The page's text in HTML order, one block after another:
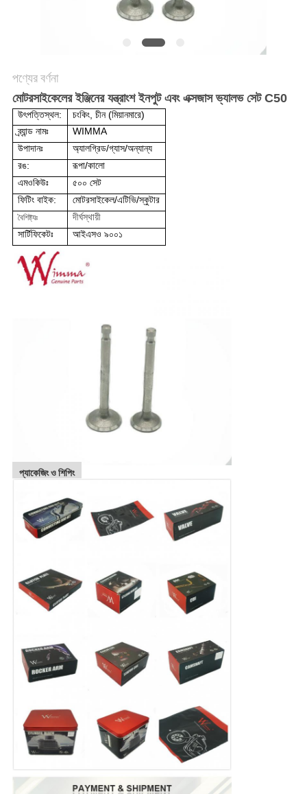
পণ্যের বর্ণনা
মোটরসাইকেলের ইঞ্জিনের যন্ত্রাংশ ইনপুট এবং এক্সজাস ভ্যালভ সেট C50
উৎপত্তিস্থল:
চংকিং, চীন (মিয়ানমারে)
ব্র্যান্ড নামঃ
WIMMA
উপাদানঃ
অ্যালগ্রিড/গ্যাস/অন্যান্য
রঙ:
রূপা/কালো
এমওকিউঃ
৫০০ সেট
ফিটিং বাইক:
মোটরসাইকেল/এটিভি/স্কুটার
বৈশিষ্ট্যঃ
দীর্ঘস্থায়ী
সার্টিফিকেটঃ
আইএসও ৯০০১
প্যাকেজিং ও শিপিং